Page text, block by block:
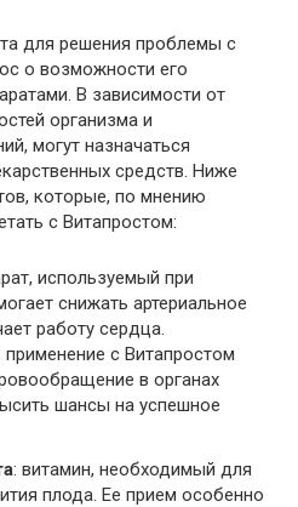
для решения проблемы с
о возможности его
В зависимости от
организма и
могут назначаться
средств. Ниже
которые, по мнению
с Витапростом:
используемый при
снижать артериальное
работу сердца.
с Витапростом
в органах
шансы на успешное
: витамин, необходимый для
плода. Ее прием особенно